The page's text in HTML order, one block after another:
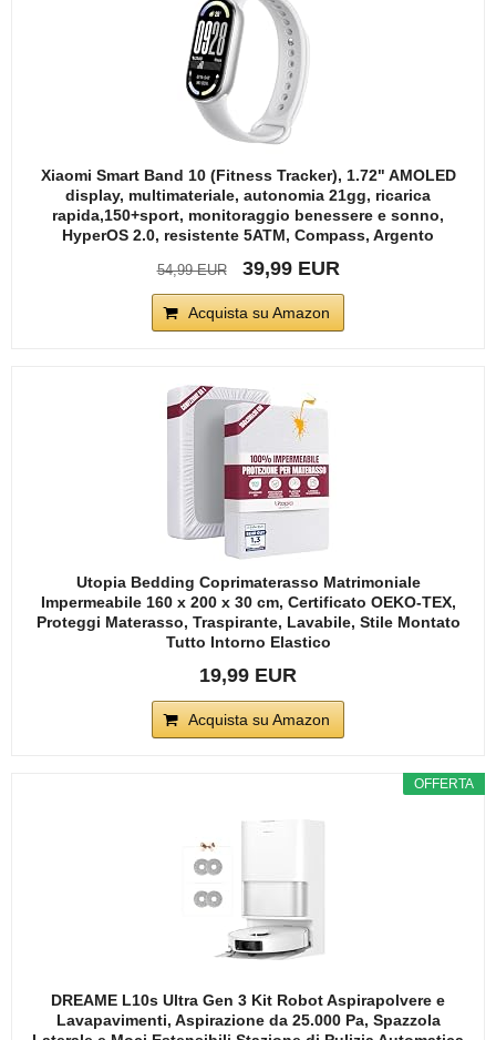
Xiaomi Smart Band 10 (Fitness Tracker), 1.72" AMOLED
display, multimateriale, autonomia 21gg, ricarica
rapida,150+sport, monitoraggio benessere e sonno,
HyperOS 2.0, resistente 5ATM, Compass, Argento
54,99 EUR 39,99 EUR
Acquista su Amazon
Utopia Bedding Coprimaterasso Matrimoniale
Impermeabile 160 x 200 x 30 cm, Certificato OEKO-TEX,
Proteggi Materasso, Traspirante, Lavabile, Stile Montato
Tutto Intorno Elastico
19,99 EUR
Acquista su Amazon
OFFERTA
DREAME L10s Ultra Gen 3 Kit Robot Aspirapolvere e
Lavapavimenti, Aspirazione da 25.000 Pa, Spazzola